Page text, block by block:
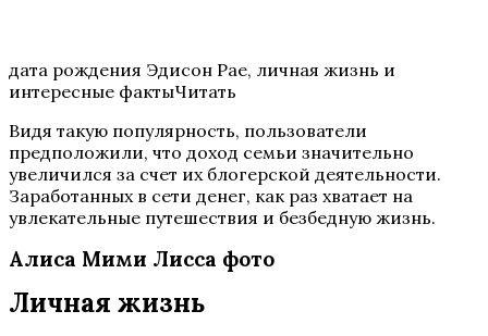
дата рождения Эдисон Рае, личная жизнь и
интересные фактыЧитать
Видя такую популярность, пользователи
предположили, что доход семьи значительно
увеличился за счет их блогерской деятельности.
Заработанных в сети денег, как раз хватает на
увлекательные путешествия и безбедную жизнь.
Алиса Мими Лисса фото
Личная жизнь